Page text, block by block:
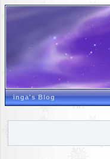
inga's Blog